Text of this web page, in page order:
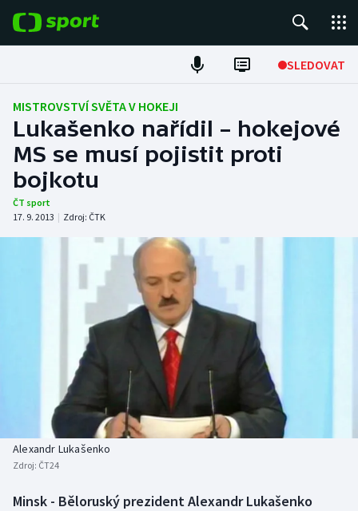
SLEDOVAT
Fotbal
Hokej
Tenis
Atletika
DALŠÍ SPORTY
Americký fotbal
Baseball a softbal
Basketbal
Biatlon
NEPŘEHLÉDNĚTE
Historické návraty
Aplikace ČT sport
MISTROVSTVÍ SVĚTA V HOKEJI
Lukašenko nařídil – hokejové
MS se musí pojistit proti
bojkotu
ČT sport
17. 9. 2013 | Zdroj: ČTK
Alexandr Lukašenko
Zdroj: ČT24
Minsk - Běloruský prezident Alexandr Lukašenko